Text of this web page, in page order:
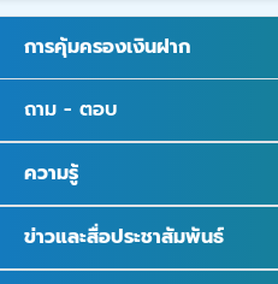
การคุ้มครองเงินฝาก
ถาม - ตอบ
ความรู้
ข่าวและสื่อประชาสัมพันธ์